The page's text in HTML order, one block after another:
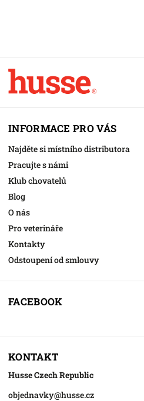
INFORMACE PRO VÁS
Najděte si místního distributora
Pracujte s námi
Klub chovatelů
Blog
O nás
Pro veterináře
Kontakty
Odstoupení od smlouvy
FACEBOOK
KONTAKT
Husse Czech Republic
objednavky@husse.cz